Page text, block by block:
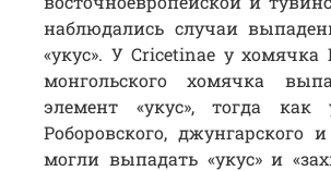
наблюдались случаи
«укус». У Cricetinae у хомячка
монгольского хомячка
элемент «укус», тогда как
Роборовского, джунгарского
могли выпадать «укус» и